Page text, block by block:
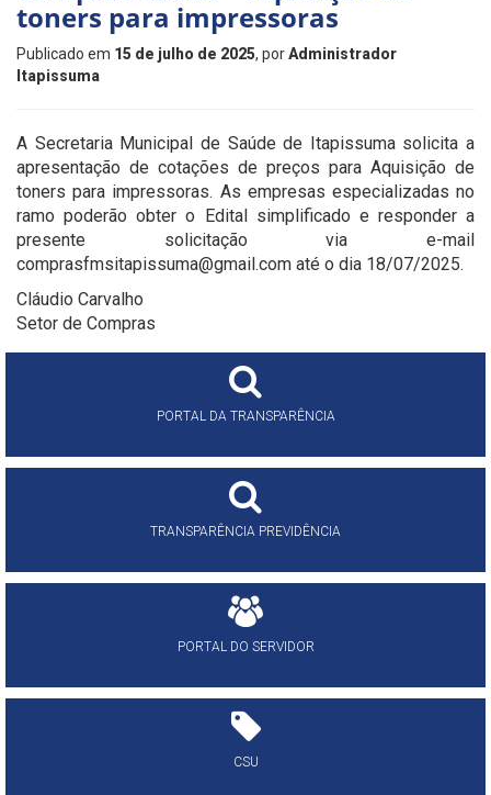
toners para impressoras
Publicado em 15 de julho de 2025, porAdministrador
Itapissuma
A Secretaria Municipal de Saúde de Itapissuma solicita a
apresentação de cotações de preços para Aquisição de
toners para impressoras. As empresas especializadas no
ramo poderão obter o Edital simplificado e responder a
presente solicitação via e-mail
comprasfmsitapissuma@gmail.com até o dia 18/07/2025.
Cláudio Carvalho
Setor de Compras
PORTAL DA TRANSPARÊNCIA
TRANSPARÊNCIA PREVIDÊNCIA
PORTAL DO SERVIDOR
CSU